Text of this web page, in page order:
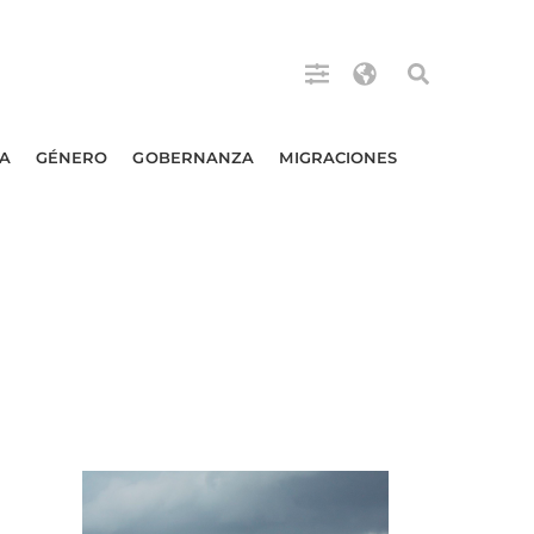
GÉNERO GOBERNANZA MIGRACIONES